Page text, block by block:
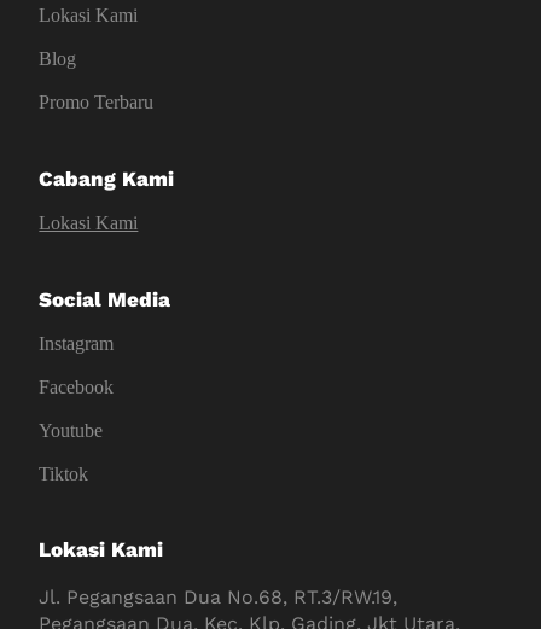
Lokasi Kami
Blog
Promo Terbaru
Cabang Kami
Lokasi Kami
Social Media
Instagram
Facebook
Youtube
Tiktok
Lokasi Kami
Jl. Pegangsaan Dua No.68, RT.3/RW.19,
Pegangsaan Dua, Kec. Klp. Gading, Jkt Utara,